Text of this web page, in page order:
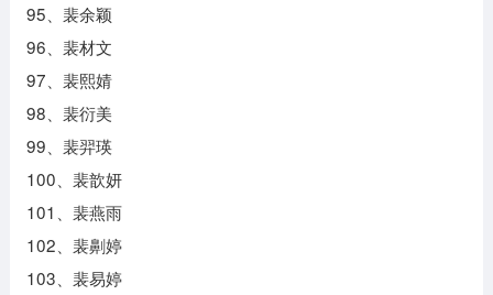
95、裴余颖
96、裴材文
97、裴熙婧
98、裴衍美
99、裴羿瑛
100、裴歆妍
101、裴燕雨
102、裴劓婷
103、裴易婷